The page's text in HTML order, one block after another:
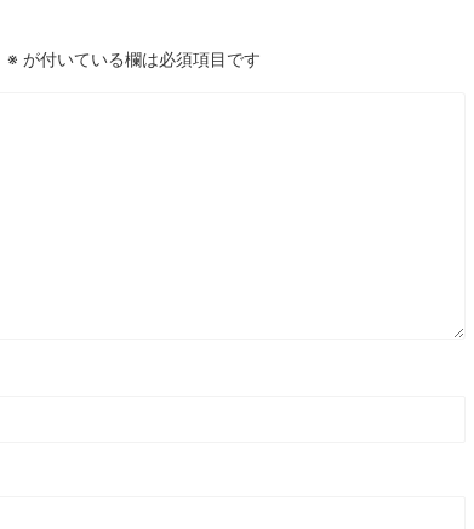
※ が付いている欄は必須項目です